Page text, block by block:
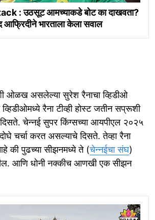
: उठसूट आमच्याकडे बोट का दाखवता?
आफ्रिदीने भारताला केला सवाल
ओळख असलेल्या सुरेश रैनाचा व्हिडीओ
रैना टीव्ही होस्ट जतीन सप्रूशी
दिसते. चेन्नई सुपर किंग्सच्या आयपीएल २०२५
चर्चा करत असल्याचे दिसते. तेव्हा रैना
की पुढच्या सीझनमध्ये ते (चेन्नईचा संघ)
आणि धोनी नक्कीच आणखी एक सीझन